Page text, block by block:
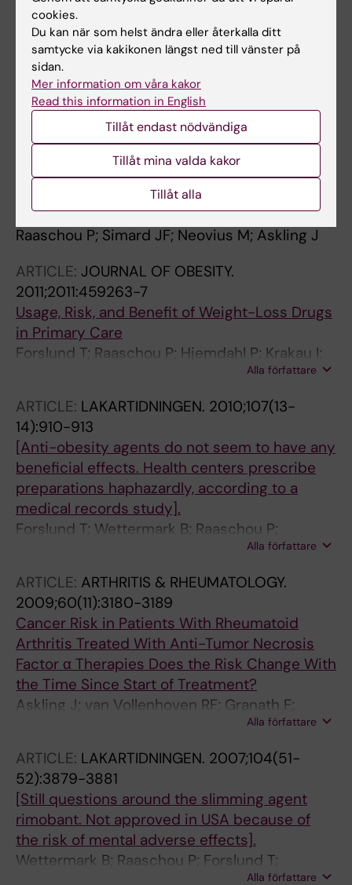
Holmqvist M; Raaschou P; Neovius M; Askling
Alla författare
ARTICLE:
2011;63(7):1812-1822
Does Cancer That Occurs During or After
Anti-Tumor Necrosis Factor Therapy Have a
Worse Prognosis? A National Assessment of
Overall and Site-Specific Cancer Survival in
Rheumatoid Arthritis Patients Treated With
Biologic Agents
Raaschou P; Simard JF; Neovius M; Askling J
ARTICLE: JOURNAL OF OBESITY.
2011;2011:459263-7
Usage, Risk, and Benefit of Weight-Loss Drugs
in Primary Care
Forslund T; Raaschou P; Hjemdahl P; Krakau I;
Alla författare
ARTICLE: LAKARTIDNINGEN. 2010;107(13-
14):910-913
[Anti-obesity agents do not seem to have any
beneficial effects. Health centers prescribe
preparations haphazardly, according to a
medical records study].
Forslund T; Wettermark B; Raaschou P;
Alla författare
ARTICLE: ARTHRITIS & RHEUMATOLOGY.
2009;60(11):3180-3189
Cancer Risk in Patients With Rheumatoid
Arthritis Treated With Anti-Tumor Necrosis
Factor α Therapies Does the Risk Change With
the Time Since Start of Treatment?
Askling J; van Vollenhoven RF; Granath F;
Raaschou P; Fored CM; Baecklund E;
Dackhammar C; Feltelius N; Coster L; Geborek
P; Jacobsson LT; Lindblad S; Rantapaa-
Dahlqvist S; Saxne T; Klareskog L
Alla författare
ARTICLE: LAKARTIDNINGEN. 2007;104(51-
52):3879-3881
[Still questions around the slimming agent
rimobant. Not approved in USA because of
the risk of mental adverse effects].
Wettermark B; Raaschou P; Forslund T;
Alla författare
cookies.
Du kan när som helst ändra eller återkalla ditt
samtycke via kakikonen längst ned till vänster på
sidan.
Mer information om våra kakor
Read this information in English
Tillåt endast nödvändiga
Tillåt mina valda kakor
Tillåt alla